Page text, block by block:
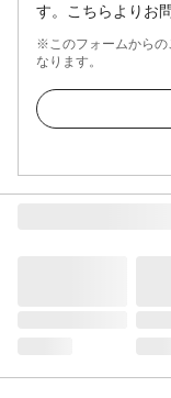
す。こちらよりお
※このフォームからの
なります。